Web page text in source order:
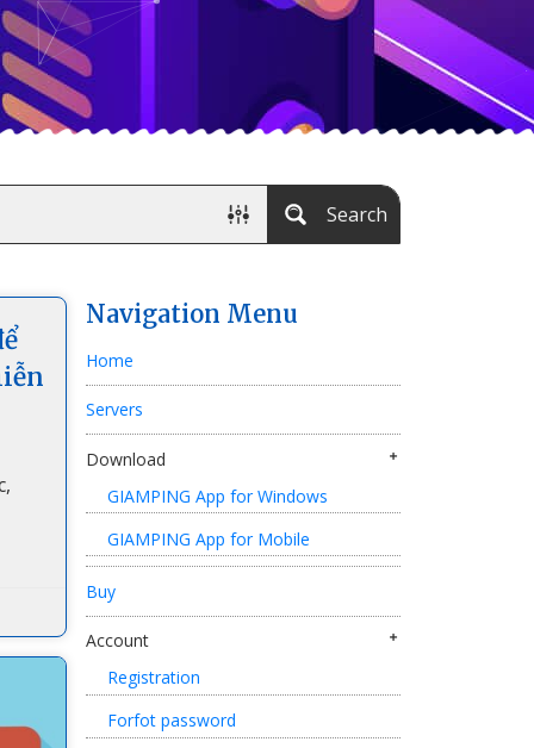
Search
Navigation Menu
Home
Servers
Download
GIAMPING App for Windows
GIAMPING App for Mobile
Buy
Account
Registration
Forfot password